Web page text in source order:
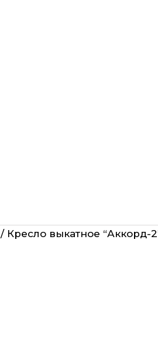
/ Кресло выкатное “Аккорд-